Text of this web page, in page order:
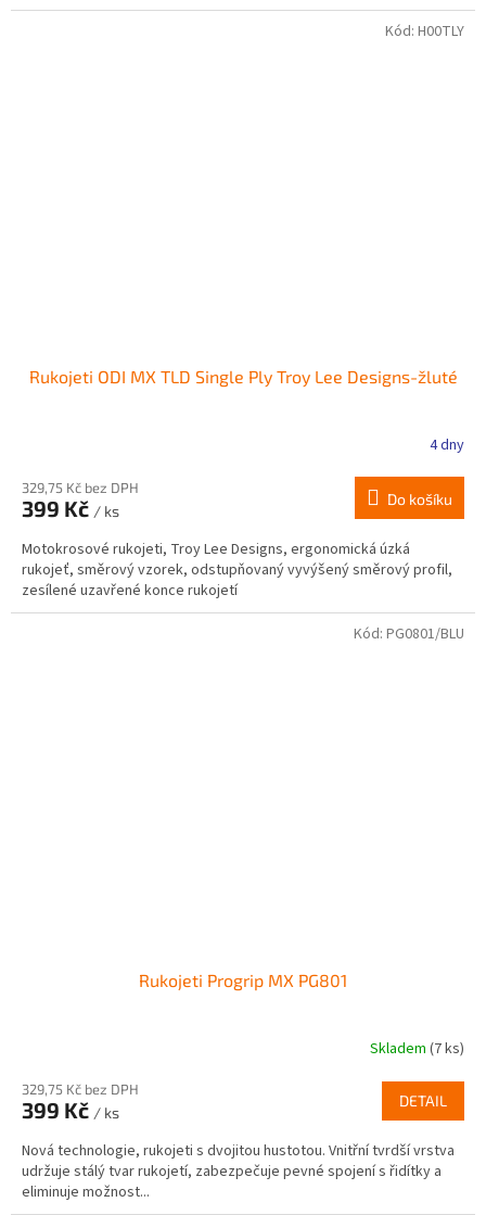
Rukojeti ODI MX TLD Single Ply Troy Lee Designs-žluté
4 dny
329,75 Kč bez DPH
399 Kč / ks
Do košíku
Motokrosové rukojeti, Troy Lee Designs, ergonomická úzká
rukojeť, směrový vzorek, odstupňovaný vyvýšený směrový profil,
zesílené uzavřené konce rukojetí
Kód: H00TLY
Rukojeti Progrip MX PG801
Skladem (7 ks)
329,75 Kč bez DPH
399 Kč / ks
DETAIL
Nová technologie, rukojeti s dvojitou hustotou. Vnitřní tvrdší vrstva
udržuje stálý tvar rukojetí, zabezpečuje pevné spojení s řidítky a
eliminuje možnost...
Kód: PG0801/BLU